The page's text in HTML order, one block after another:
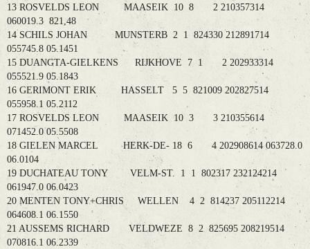
13 ROSVELDS LEON MAASEIK 10 8 2 210357314
060019.3 821,48
14 SCHILS JOHAN MUNSTERB 2 1 824330 212891714
055745.8 05.1451
15 DUANGTA-GIELKENS RIJKHOVE 7 1 2 202933314
055521.9 05.1843
16 GERIMONT ERIK HASSELT 5 5 821009 202827514
055958.1 05.2112
17 ROSVELDS LEON MAASEIK 10 3 3 210355614
071452.0 05.5508
18 GIELEN MARCEL HERK-DE- 18 6 4 202908614 063728.0
06.0104
19 DUCHATEAU TONY VELM-ST. 1 1 802317 232124214
061947.0 06.0423
20 MENTEN TONY+CHRIS WELLEN 4 2 814237 205112214
064608.1 06.1550
21 AUSSEMS RICHARD VELDWEZE 8 2 825695 208219514
070816.1 06.2339